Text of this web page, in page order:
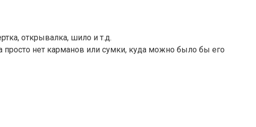
открывалка, шило и т.д.
просто нет карманов или сумки, куда можно было бы его